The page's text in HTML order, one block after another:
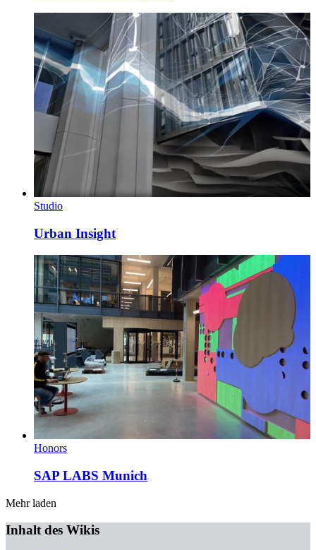
Studio
Urban Insight
Honors
SAP LABS Munich
Mehr laden
Inhalt des Wikis